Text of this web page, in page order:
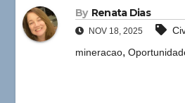
By Renata Dias
NOV 18, 2025
mineracao,